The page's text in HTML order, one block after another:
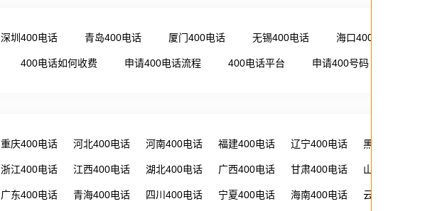
深圳400电话 青岛400电话 厦门400电话 无锡400电话 海口400电话
400电话如何收费 申请400电话流程 400电话平台 申请400号码
重庆400电话 河北400电话 河南400电话 福建400电话 辽宁400电话 黑龙江400电话
浙江400电话 江西400电话 湖北400电话 广西400电话 甘肃400电话 山西400电话
广东400电话 青海400电话 四川400电话 宁夏400电话 海南400电话 云南400电话